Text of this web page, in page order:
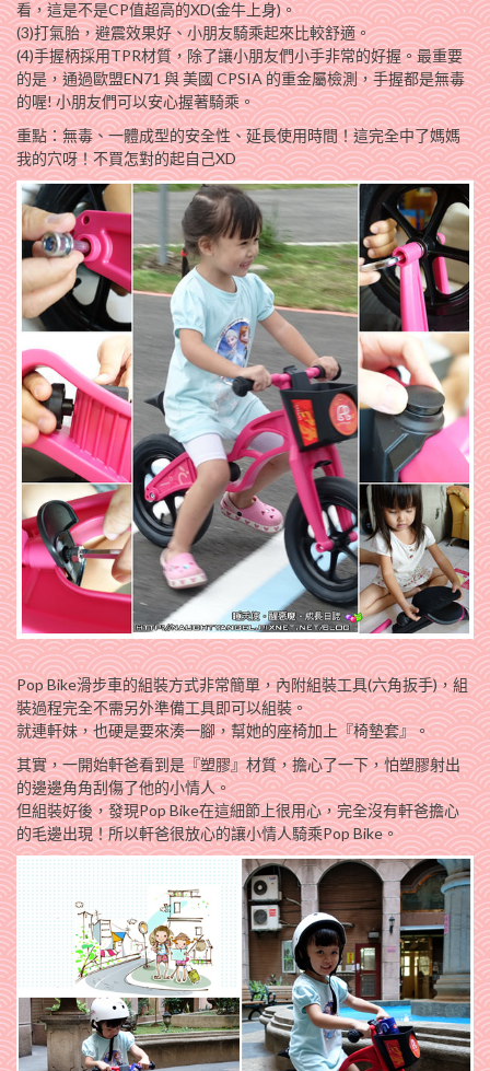
看，這是不是CP值超高的XD(金牛上身)。
(3)打氣胎，避震效果好、小朋友騎乘起來比較舒適。
(4)手握柄採用TPR材質，除了讓小朋友們小手非常的好握。最重要
的是，通過歐盟EN71 與 美國 CPSIA 的重金屬檢測，手握都是無毒
的喔! 小朋友們可以安心握著騎乘。
重點：無毒、一體成型的安全性、延長使用時間！這完全中了媽媽
我的穴呀！不買怎對的起自己XD
Pop Bike滑步車的組裝方式非常簡單，內附組裝工具(六角扳手)，組
裝過程完全不需另外準備工具即可以組裝。
就連軒妹，也硬是要來湊一腳，幫她的座椅加上『椅墊套』。
其實，一開始軒爸看到是『塑膠』材質，擔心了一下，怕塑膠射出
的邊邊角角刮傷了他的小情人。
但組裝好後，發現Pop Bike在這細節上很用心，完全沒有軒爸擔心
的毛邊出現！所以軒爸很放心的讓小情人騎乘Pop Bike。